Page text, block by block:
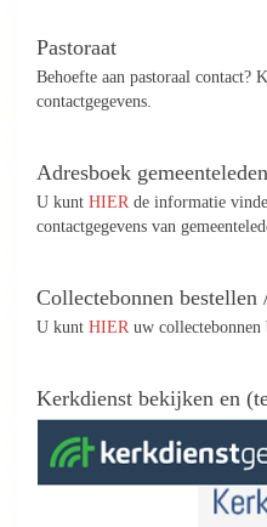
Pastoraat
Behoefte aan pastoraal contact?
contactgegevens.
Adresboek gemeenteleden
U kunt HIER de informatie
contactgegevens van
Collectebonnen
U kunt HIER uw collectebonnen
Kerkdienst bekijken en